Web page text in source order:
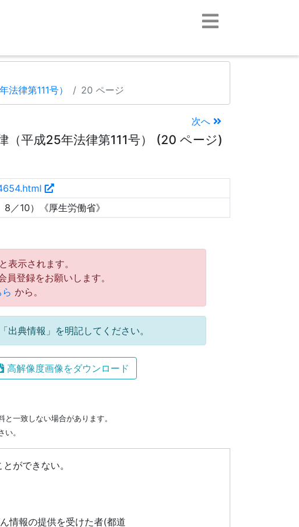
律第111号）
20 ページ
次へ
平成25年法律第111号） (20 ページ)
10）《厚生労働省》
表示されます。
登録をお願いします。
から。
出典情報」を明記してください。
高解像度画像をダウンロード
一致しない場合があります。
。
ができない。
情報の提供を受けた者(都道